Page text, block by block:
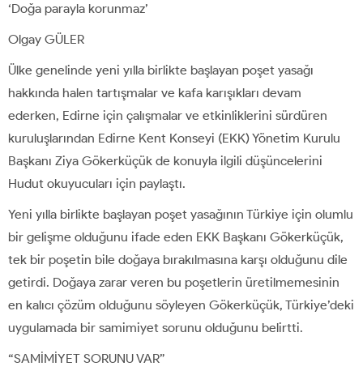
‘Doğa parayla korunmaz’
Olgay GÜLER
Ülke genelinde yeni yılla birlikte başlayan poşet yasağı
hakkında halen tartışmalar ve kafa karışıkları devam
ederken, Edirne için çalışmalar ve etkinliklerini sürdüren
kuruluşlarından Edirne Kent Konseyi (EKK) Yönetim Kurulu
Başkanı Ziya Gökerküçük de konuyla ilgili düşüncelerini
Hudut okuyucuları için paylaştı.
Yeni yılla birlikte başlayan poşet yasağının Türkiye için olumlu
bir gelişme olduğunu ifade eden EKK Başkanı Gökerküçük,
tek bir poşetin bile doğaya bırakılmasına karşı olduğunu dile
getirdi. Doğaya zarar veren bu poşetlerin üretilmemesinin
en kalıcı çözüm olduğunu söyleyen Gökerküçük, Türkiye’deki
uygulamada bir samimiyet sorunu olduğunu belirtti.
“SAMİMİYET SORUNU VAR”